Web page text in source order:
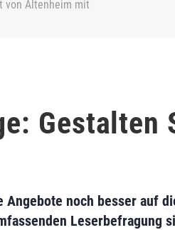
von Altenheim mit
Gestalten
noch besser auf
Leserbefragung